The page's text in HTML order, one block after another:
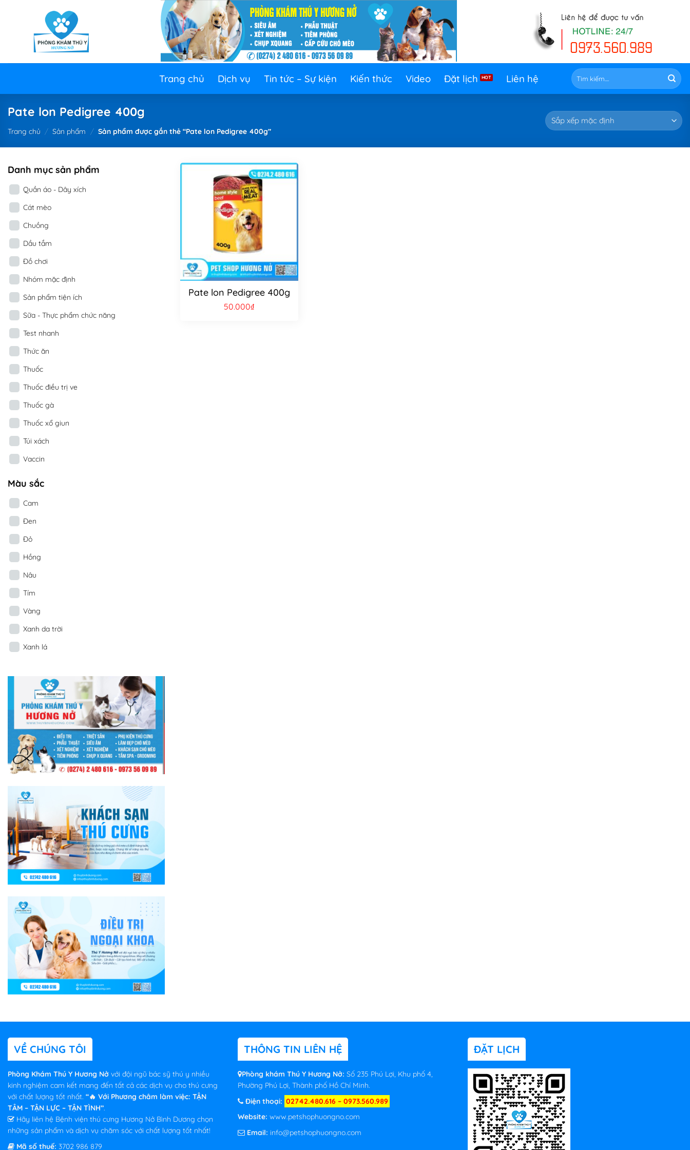
Trang chủ Dịch vụ Tin tức – Sự kiện Kiến thức Video Đặt lịch Liên hệ
Tìm
kiếm:
Pate lon Pedigree 400g
Trang chủ / Sản phẩm / Sản phẩm được gắn thẻ “Pate lon Pedigree 400g”
Danh mục sản phẩm
Quần áo - Dây xích
Cát mèo
Chuồng
Dầu tắm
Đồ chơi
Nhóm mặc định
Sản phẩm tiện ích
Sữa - Thực phẩm chức năng
Test nhanh
Thức ăn
Thuốc
Thuốc điều trị ve
Thuốc gà
Thuốc xổ giun
Túi xách
Vaccin
Màu sắc
Cam
Đen
Đỏ
Hồng
Nâu
Tím
Vàng
Xanh da trời
Xanh lá
Pate lon Pedigree 400g
50.000₫
VỀ CHÚNG TÔI
Phòng Khám Thú Y Hương Nở với đội ngũ bác sỹ thú y nhiều
kinh nghiệm cam kết mang đến tất cả các dịch vụ cho thú cưng
với chất lượng tốt nhất. “🔥 Với Phương châm làm việc: TẬN
TÂM – TẬN LỰC – TẬN TÌNH”.
Hãy liên hệ Bệnh viện thú cưng Hương Nở Bình Dương chọn
những sản phẩm và dịch vụ chăm sóc với chất lượng tốt nhất!
Mã số thuế: 3702 986 879
THÔNG TIN LIÊN HỆ
Phòng khám Thú Y Hương Nở: Số 235 Phú Lợi, Khu phố 4,
Phường Phú Lợi, Thành phố Hồ Chí Minh.
Điện thoại: 02742.480.616 – 0973.560.989
Website: www.petshophuongno.com
Email: info@petshophuongno.com
ĐẶT LỊCH